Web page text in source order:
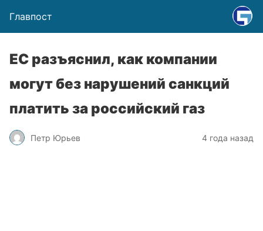
Главпост
ЕС разъяснил, как компании
могут без нарушений санкций
платить за российский газ
Петр Юрьев 4 года назад